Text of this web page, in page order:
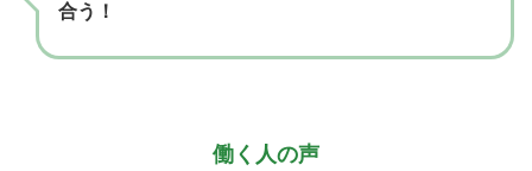
合う！
働く人の声